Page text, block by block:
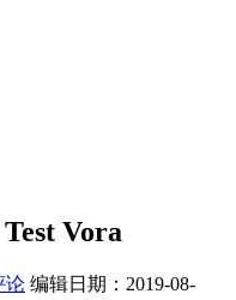
Vora
论 编辑日期： 2019-08-